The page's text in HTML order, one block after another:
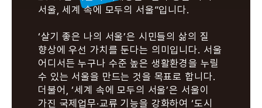
서울, 세계 속에 모두의 서울”입니다.
‘살기 좋은 나의 서울’은 시민들의 삶의 질
향상에 우선 가치를 둔다는 의미입니다. 서울
어디서든 누구나 수준 높은 생활환경을 누릴
수 있는 서울을 만드는 것을 목표로 합니다.
더불어, ‘세계 속에 모두의 서울’은 서울이
가진 국제업무·교류 기능을 강화하여 ‘도시